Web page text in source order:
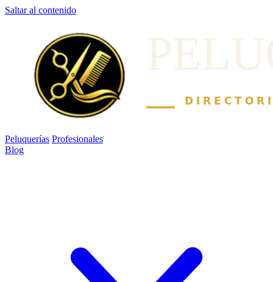
Saltar al contenido
Peluquerías Profesionales
Blog